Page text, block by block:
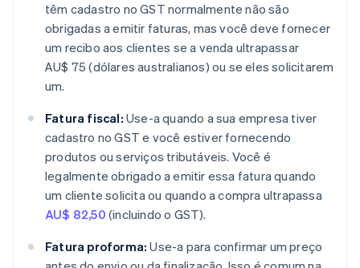
têm cadastro no GST normalmente não são
obrigadas a emitir faturas, mas você deve fornecer
um recibo aos clientes se a venda ultrapassar
AU$ 75 (dólares australianos) ou se eles solicitarem
um.
Fatura fiscal: Use-a quando a sua empresa tiver
cadastro no GST e você estiver fornecendo
produtos ou serviços tributáveis. Você é
legalmente obrigado a emitir essa fatura quando
um cliente solicita ou quando a compra ultrapassa
AU$ 82,50 (incluindo o GST).
Fatura proforma: Use-a para confirmar um preço